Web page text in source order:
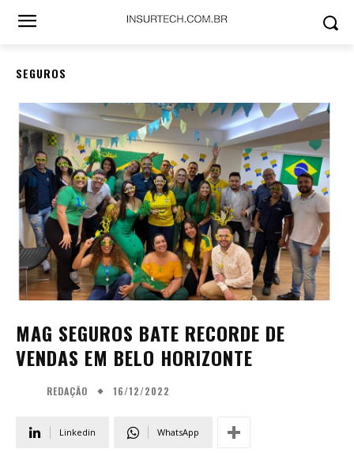
SEGUROS
MAG SEGUROS BATE RECORDE DE
VENDAS EM BELO HORIZONTE
REDAÇÃO 16/12/2022
Linkedin WhatsApp